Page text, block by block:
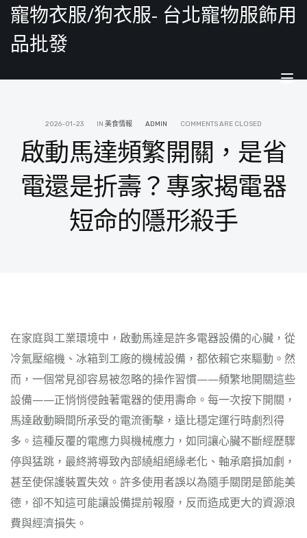
寵物衣服/狗衣服- 台北寵物服飾用
品批發
2026-01-23 IN 美食情報 ADMIN COMMENTS ARE CLOSED
啟動馬達頻繁開關，是省
電還是折壽？專家揭電器
短命的隱形殺手
在家庭與工業環境中，啟動馬達是許多電器設備的心臟，從
冷氣壓縮機、冰箱到工廠的機械設備，都依賴它來驅動。然
而，一個常見卻容易被忽略的操作習慣——頻繁地開關這些
設備——正悄悄侵蝕著電器的使用壽命。每一次按下開關，
馬達啟動瞬間所承受的電流衝擊，遠比穩定運行時劇烈得
多。這種反覆的電應力與機械應力，如同讓心臟不斷經歷驟
停與猛跳，最終將導致內部繞組絕緣老化、軸承磨損加劇，
甚至使保護裝置失效。許多使用者誤以為隨手關閉是節能美
德，卻不知這可能讓設備提前報廢，反而造成更大的資源浪
費與經濟損失。